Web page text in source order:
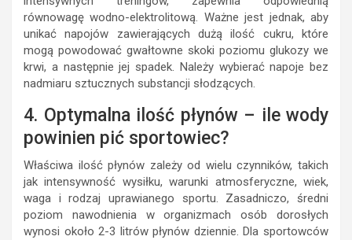
równowagę wodno-elektrolitową. Ważne jest jednak, aby
unikać napojów zawierających dużą ilość cukru, które
mogą powodować gwałtowne skoki poziomu glukozy we
krwi, a następnie jej spadek. Należy wybierać napoje bez
nadmiaru sztucznych substancji słodzących.
4. Optymalna ilość płynów – ile wody
powinien pić sportowiec?
Właściwa ilość płynów zależy od wielu czynników, takich
jak intensywność wysiłku, warunki atmosferyczne, wiek,
waga i rodzaj uprawianego sportu. Zasadniczo, średni
poziom nawodnienia w organizmach osób dorosłych
wynosi około 2-3 litrów płynów dziennie. Dla sportowców